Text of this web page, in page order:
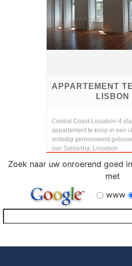
APPARTEMENT
LISBON
Central Coast-Lissabon-4
appartement te koop in een
volledig gerenoveerd
van Saldanha, Lissabon
Zoek naar uw onroerend goed
met
www